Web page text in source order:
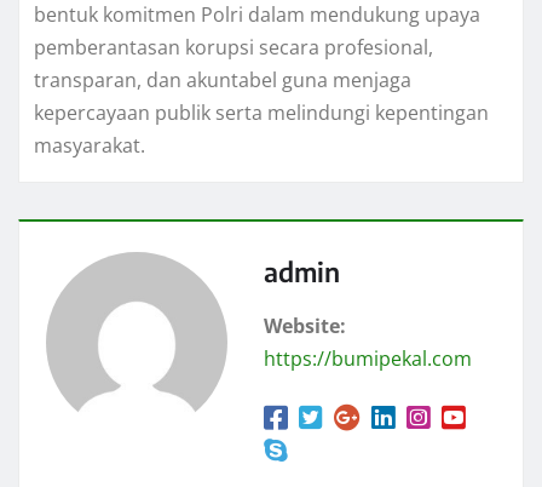
bentuk komitmen Polri dalam mendukung upaya
pemberantasan korupsi secara profesional,
transparan, dan akuntabel guna menjaga
kepercayaan publik serta melindungi kepentingan
masyarakat.
admin
Website:
https://bumipekal.com